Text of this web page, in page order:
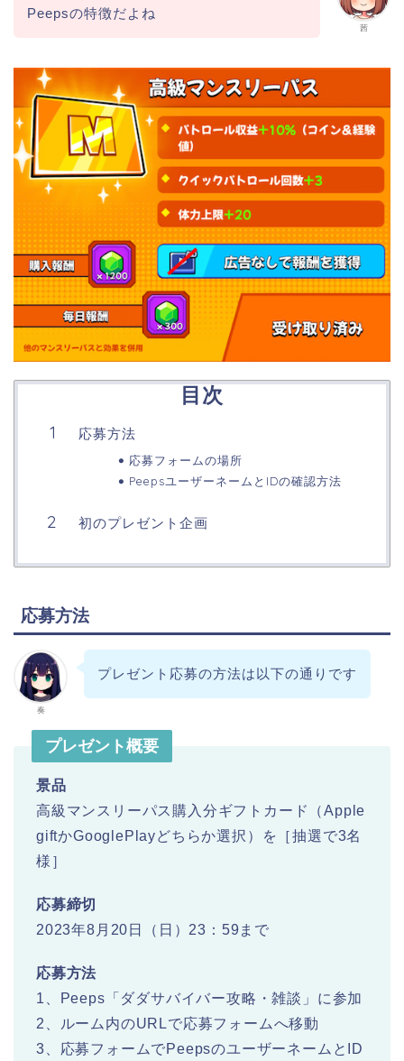
茜
Peepsの特徴だよね
目次
応募方法
応募フォームの場所
PeepsユーザーネームとIDの確認方法
初のプレゼント企画
応募方法
奏
プレゼント応募の方法は以下の通りです
プレゼント概要
景品
高級マンスリーパス購入分ギフトカード（Apple
giftかGooglePlayどちらか選択）を［抽選で3名
様］
応募締切
2023年8月20日（日）23：59まで
応募方法
1、Peeps「ダダサバイバー攻略・雑談」に参加
2、ルーム内のURLで応募フォームへ移動
3、応募フォームでPeepsのユーザーネームとID